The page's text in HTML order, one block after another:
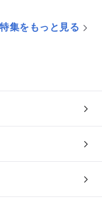
集をもっと見る